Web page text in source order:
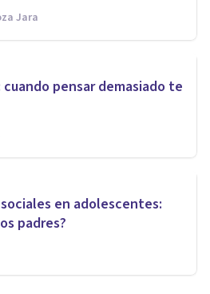
Jara
cuando pensar demasiado te
en adolescentes:
padres?